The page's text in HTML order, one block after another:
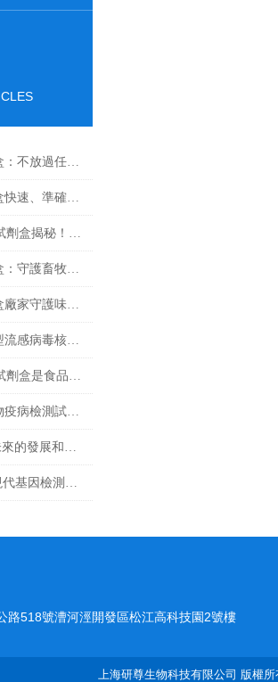
嘔吐毒素檢測試劑盒：不放過任何微量毒素隱患
嘔吐毒素檢測試劑盒快速、準確檢測糧食中的有害物質
黃曲霉毒素B1檢測試劑盒揭秘！精準鎖定隱患
動物疫病檢測試劑盒：守護畜牧業健康
食品安全檢測試劑盒廠家守護味蕾的守護者
突破時空限制，甲型流感病毒核酸檢測試劑盒的應用與發展
黃曲霉毒素B1檢測試劑盒是食品安全的新工具
畜禽疫病防控：動物疫病檢測試劑盒的核心作用
elisa檢測試劑盒的未來的發展和優點分享
PCR熒光試劑盒：現代基因檢測的得力助手
路518號漕河涇開發區松江高科技園2號樓
上海研尊生物科技有限公司 版權